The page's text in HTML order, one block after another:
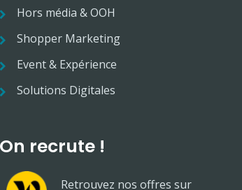
Hors média & OOH
Shopper Marketing
Event & Expérience
Solutions Digitales
On recrute !
Retrouvez nos offres sur